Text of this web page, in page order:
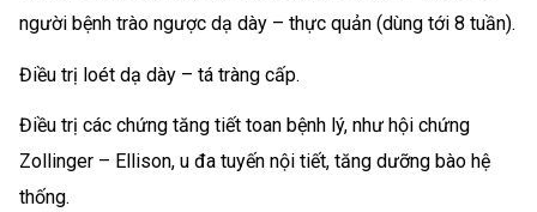
người bệnh trào ngược dạ dày – thực quản (dùng tới 8 tuần).
Điều trị loét dạ dày – tá tràng cấp.
Điều trị các chứng tăng tiết toan bệnh lý, như hội chứng
Zollinger – Ellison, u đa tuyến nội tiết, tăng dưỡng bào hệ
thống.